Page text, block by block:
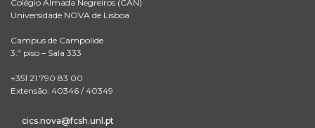
Colégio Almada Negreiros (CAN)
Universidade NOVA de Lisboa
Campus de Campolide
3.º piso – Sala 333
+351 21 790 83 00
Extensão: 40346 / 40349
cics.nova@fcsh.unl.pt